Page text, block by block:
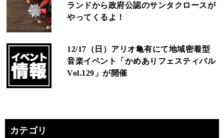
ランドから政府公認のサンタクロースが
やってくるよ！
12/17（日）アリオ亀有にて地域密着型
音楽イベント「かめありフェスティバル
Vol.129」が開催
カテゴリ